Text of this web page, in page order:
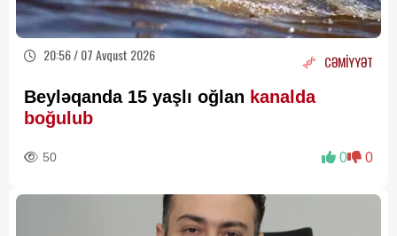
20:56 / 07 Avqust 2026 CƏMİYYƏT
Beyləqanda 15 yaşlı oğlan kanalda
boğulub
50 0 0